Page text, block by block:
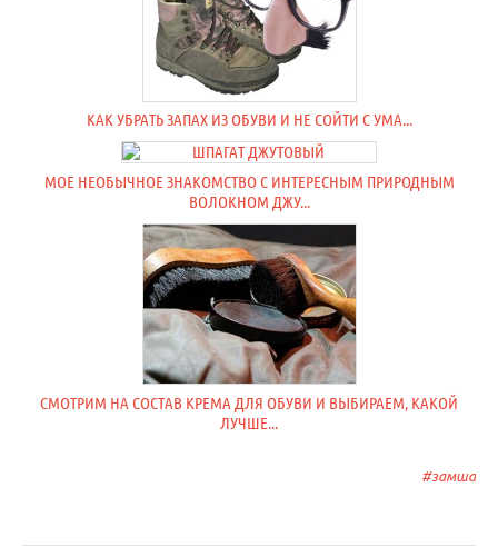
КАК УБРАТЬ ЗАПАХ ИЗ ОБУВИ И НЕ СОЙТИ С УМА...
МОЕ НЕОБЫЧНОЕ ЗНАКОМСТВО С ИНТЕРЕСНЫМ ПРИРОДНЫМ
ВОЛОКНОМ ДЖУ...
СМОТРИМ НА СОСТАВ КРЕМА ДЛЯ ОБУВИ И ВЫБИРАЕМ, КАКОЙ
ЛУЧШЕ...
замша